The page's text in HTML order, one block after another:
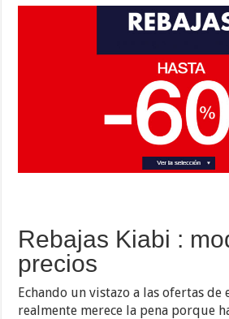
Rebajas Kiabi :
precios
Echando un vistazo a las ofertas de
realmente merece la pena porque